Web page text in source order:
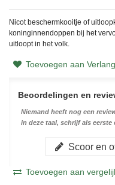
Nicot beschermkooitje of
koninginnendoppen bij het
uitloopt in het volk.
Toevoegen aan
Beoordelingen en
Niemand heeft nog een
in deze taal, schrijf als eerste
Scoor en
Toevoegen aan